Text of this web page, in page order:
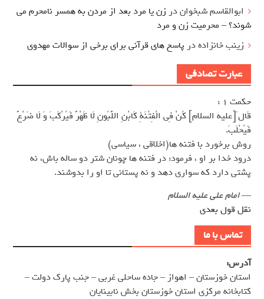
ابوالقاسم شبخواندر زن یا مرد بعد از مردن به همسر نامحرم می
شوند؟ – محرمیت زن و مرد
زینب خانزادهدر پاسخ های قرآنی برای برخی از سوالات مهدوی
عبارت تصادفی
حکمت 1 :
قَال َ[عليه السلام] كُنْ فِى الْفِتْنَةِ كَابْنِ اللَّبُونِ لَا ظَهْرٌ فَيُرْكَبَ وَ لَا ضَرْعٌ
فَيُحْلَبَ.
روش برخورد با فتنه ها(اخلاقى ، سياسى)
درود خدا بر او ، فرمود: در فتنه ها چونان شتر دو ساله باش، نه
پشتى دارد كه سوارى دهد و نه پستانى تا او را بدوشند.
—امام علی علیه السلام
نقل قول بعدی
تماس با ما
آدرس:
استان خوزستان – اهواز – جاده ساحلی غربی – جنب پارک دولت –
کتابخانه مرکزی استان خوزستان بخش نابینایان